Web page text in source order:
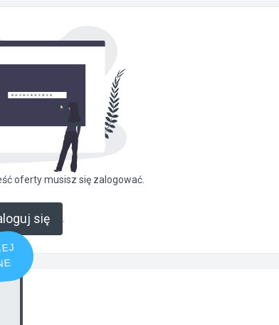
oferty musisz się zalogować.
się